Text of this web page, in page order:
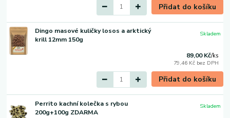
Přidat do košíku
Dingo masové kuličky losos a arktický
krill 12mm 150g
89,00 Kč/ks
79,46 Kč bez DPH
Skladem
Přidat do košíku
Perrito kachní kolečka s rybou
200g+100g ZDARMA
Skladem